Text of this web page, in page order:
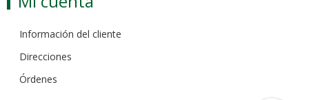
Información del cliente
Direcciones
Órdenes